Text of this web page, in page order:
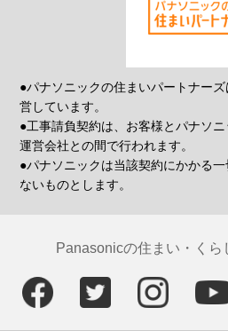
●パナソニックの住まいパートナー
営しています。
●工事請負契約は、お客様とパナソ
運営会社との間で行われます。
●パナソニックは当該契約にかかる
ないものとします。
Panasonicの住まい・くら